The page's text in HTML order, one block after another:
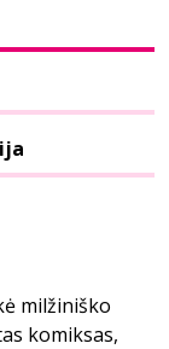
milžiniško
komiksas,